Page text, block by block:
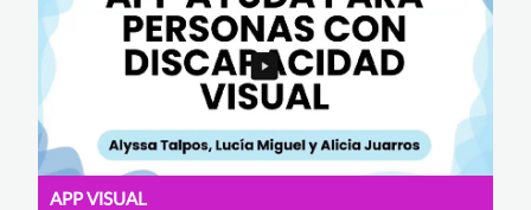
APP VISUAL